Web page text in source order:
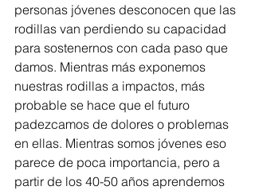
personas jóvenes desconocen que las
rodillas van perdiendo su capacidad
para sostenernos con cada paso que
damos. Mientras más exponemos
nuestras rodillas a impactos, más
probable se hace que el futuro
padezcamos de dolores o problemas
en ellas. Mientras somos jóvenes eso
parece de poca importancia, pero a
partir de los 40-50 años aprendemos